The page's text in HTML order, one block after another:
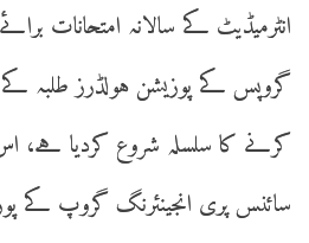
گروپس کے پوزیشن ہولڈرز طلبہ کے
کرنے کا سلسلہ شروع کردیا ہے،
سائنس پری انجینئرنگ گروپ کے